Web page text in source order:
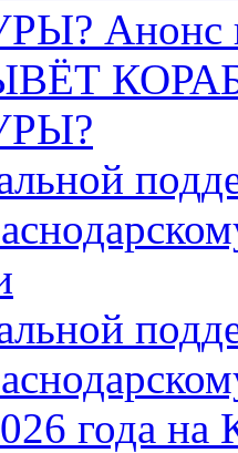
Анонс
года на